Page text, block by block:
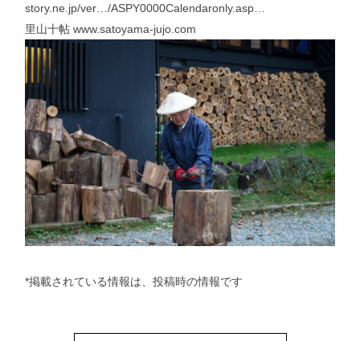
story.ne.jp/ver…/ASPY0000Calendaronly.asp…
里山十帖www.satoyama-jujo.com
*掲載されている情報は、投稿時の情報です